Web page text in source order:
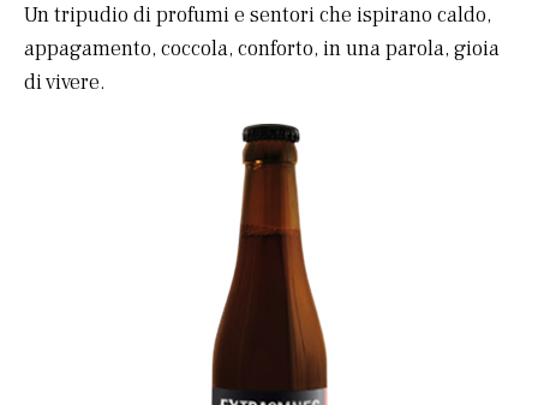
Un tripudio di profumi e sentori che ispirano caldo,
appagamento, coccola, conforto, in una parola, gioia
di vivere.